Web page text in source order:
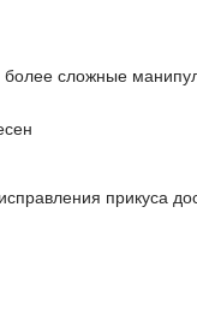
более сложные
прикуса